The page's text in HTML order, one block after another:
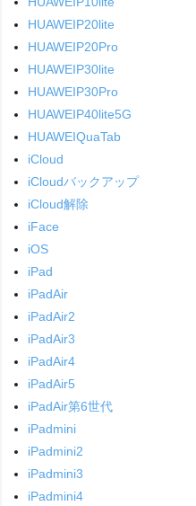
HUAWEIP20lite
HUAWEIP20Pro
HUAWEIP30lite
HUAWEIP30Pro
HUAWEIP40lite5G
HUAWEIQuaTab
iCloud
iCloudバックアップ
iCloud解除
iFace
iOS
iPad
iPadAir
iPadAir2
iPadAir3
iPadAir4
iPadAir5
iPadAir第6世代
iPadmini
iPadmini2
iPadmini3
iPadmini4